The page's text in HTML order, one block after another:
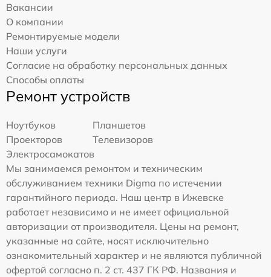
Вакансии
О компании
Ремонтируемые модели
Наши услуги
Согласие на обработку персональных данных
Способы оплаты
Ремонт устройств
Ноутбуков
Планшетов
Проекторов
Телевизоров
Электросамокатов
Мы занимаемся ремонтом и техническим
обслуживанием техники Digma по истечении
гарантийного периода. Наш центр в Ижевске
работает независимо и не имеет официальной
авторизации от производителя. Цены на ремонт,
указанные на сайте, носят исключительно
ознакомительный характер и не являются публичной
офертой согласно п. 2 ст. 437 ГК РФ. Названия и